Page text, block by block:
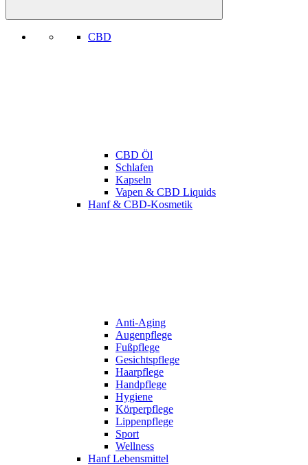
CBD
CBD Öl
Schlafen
Kapseln
Vapen & CBD Liquids
Hanf & CBD-Kosmetik
Anti-Aging
Augenpflege
Fußpflege
Gesichtspflege
Haarpflege
Handpflege
Hygiene
Körperpflege
Lippenpflege
Sport
Wellness
Hanf Lebensmittel